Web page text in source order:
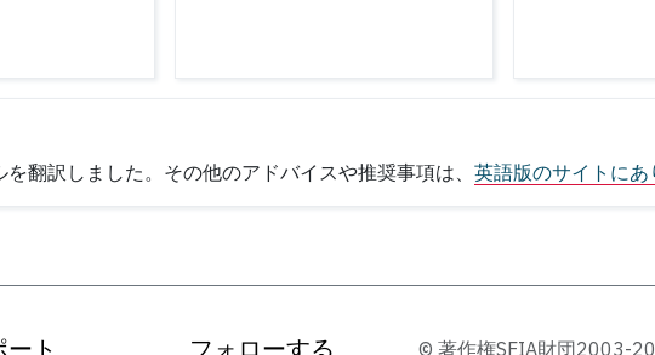
翻訳しました。その他のアドバイスや推奨事項は、 英語版のサイトにあ
© 著作権SFIA財団2003-